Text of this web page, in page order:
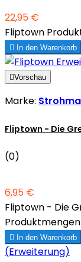
22,95 €
Fliptown
 In den Warenkorb
Vorschau
Marke:
Fliptown - Die
(0)
6,95 €
Fliptown - Die
 In den Warenkorb
(Erweiterung)